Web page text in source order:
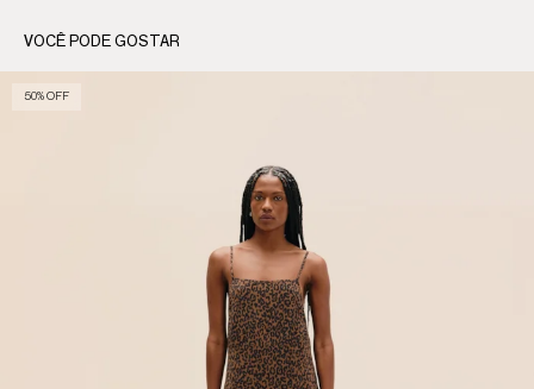
VOCÊ PODE GOSTAR
50% OFF